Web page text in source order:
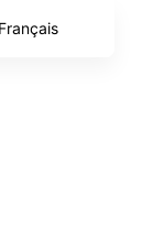
Français